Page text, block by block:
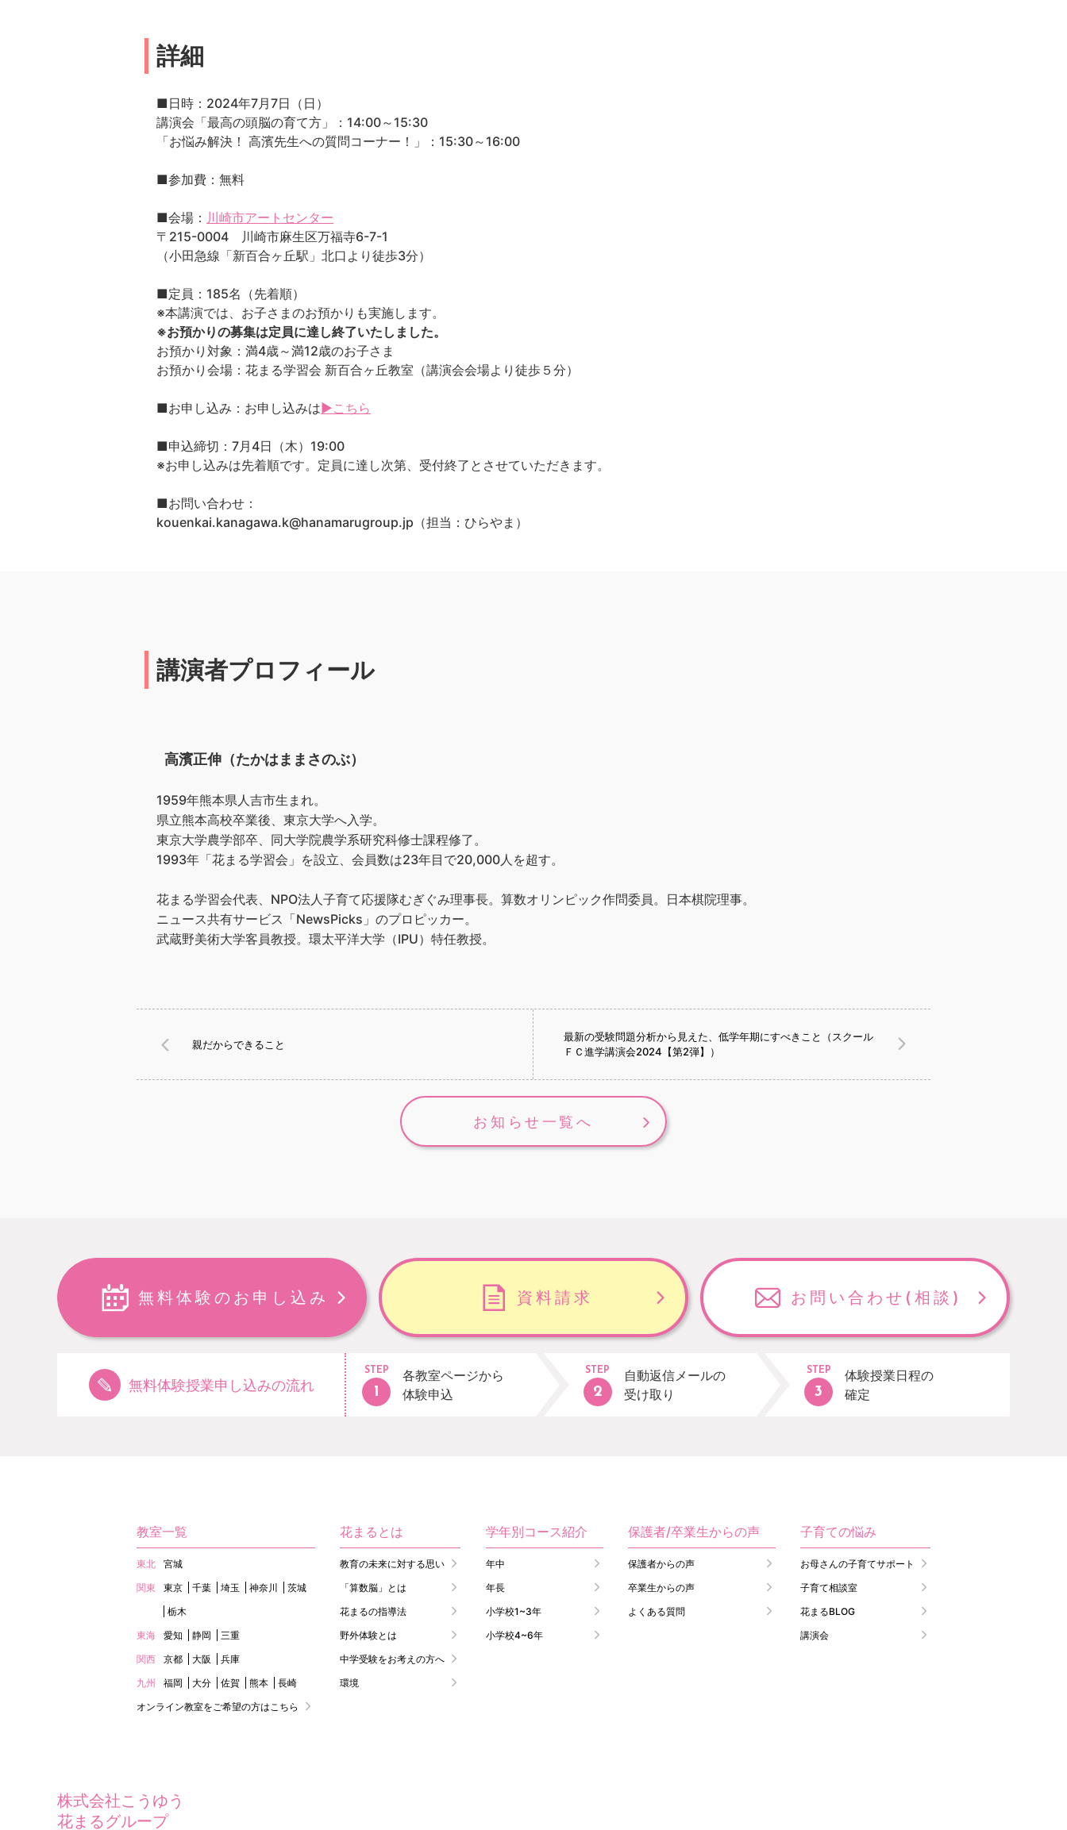
詳細
■日時：2024年7月7日（日）
講演会「最高の頭脳の育て方」：14:00～15:30
「お悩み解決！ 高濱先生への質問コーナー！」：15:30～16:00
■参加費：無料
■会場： 川崎市アートセンター
〒215-0004 川崎市麻生区万福寺6-7-1
（小田急線「新百合ヶ丘駅」北口より徒歩3分）
■定員：185名（先着順）
※本講演では、お子さまのお預かりも実施します。
※お預かりの募集は定員に達し終了いたしました。
お預かり対象：満4歳～満12歳のお子さま
お預かり会場：花まる学習会 新百合ヶ丘教室（講演会会場より徒歩５分）
■お申し込み：お申し込みは▶こちら
■申込締切：7月4日（木）19:00
※お申し込みは先着順です。定員に達し次第、受付終了とさせていただきます。
■お問い合わせ：
kouenkai.kanagawa.k@hanamarugroup.jp（担当：ひらやま）
講演者プロフィール
高濱正伸（たかはままさのぶ）
1959年熊本県人吉市生まれ。
県立熊本高校卒業後、東京大学へ入学。
東京大学農学部卒、同大学院農学系研究科修士課程修了。
1993年「花まる学習会」を設立、会員数は23年目で20,000人を超す。
花まる学習会代表、NPO法人子育て応援隊むぎぐみ理事長。算数オリンピック作問委員。日本棋院理事。
ニュース共有サービス「NewsPicks」のプロピッカー。
武蔵野美術大学客員教授。環太平洋大学（IPU）特任教授。
親だからできること
最新の受験問題分析から見えた、低学年期にすべきこと（スクール
ＦＣ進学講演会2024【第2弾】）
お知らせ一覧へ
無料体験のお申し込み 資料請求 お問い合わせ (相談)
無料体験授業申し込みの流れ
STEP
各教室ページから
体験申込
STEP
自動返信メールの
受け取り
STEP
体験授業日程の
確定
教室一覧
東北
宮城
関東
東京 千葉 埼玉 神奈川
茨城
栃木
東海
愛知 静岡
三重
関西
京都 大阪
兵庫
九州
福岡 大分 佐賀 熊本
長崎
オンライン教室をご希望の方はこちら
花まるとは
教育の未来に対する思い
「算数脳」とは
花まるの指導法
野外体験とは
中学受験をお考えの方へ
環境
学年別コース紹介
年中
年長
小学校1~3年
小学校4~6年
保護者/卒業生からの声
保護者からの声
卒業生からの声
よくある質問
子育ての悩み
お母さんの子育てサポート
子育て相談室
花まるBLOG
講演会
株式会社こうゆう
花まるグループ